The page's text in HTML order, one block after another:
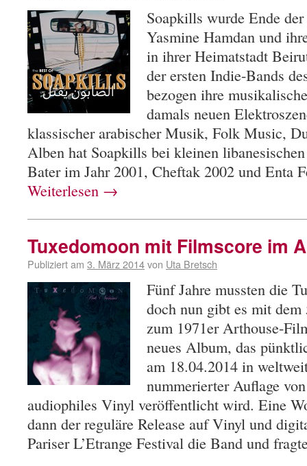
Soapkills wurde Ende
Yasmine Hamdan und
in ihrer Heimatstadt
der ersten Indie-Bands
bezogen ihre
damals neuen
klassischer arabischer Musik, Folk Music,
Alben hat Soapkills bei kleinen
Bater im Jahr 2001, Cheftak 2002 und Enta
Weiterlesen →
Tuxedomoon mit Filmscore im
Publiziert am 3. März 2014von Uta Bretsch
Fünf Jahre mussten die
doch nun gibt es mit
zum 1971er Arthouse-
neues Album, das
am 18.04.2014 in
nummerierter Auflage
audiophiles Vinyl veröffentlicht wird. Eine
dann der reguläre Release auf Vinyl und
Pariser L’Etrange Festival die Band und